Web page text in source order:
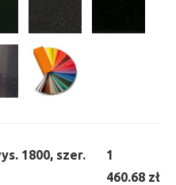
1800, szer.
1
460.68 zł